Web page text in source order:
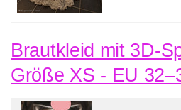
Brautkleid mit 3D-
Größe XS - EU